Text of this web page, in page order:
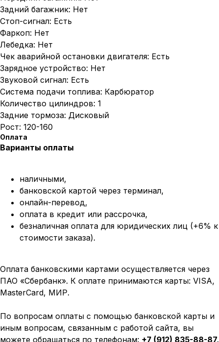
Задний багажник: Нет
Стоп-сигнал: Есть
Фаркоп: Нет
Лебедка: Нет
Чек аварийной остановки двигателя: Есть
Зарядное устройство: Нет
Звуковой сигнал: Есть
Система подачи топлива: Карбюратор
Количество цилиндров: 1
Задние тормоза: Дисковый
Рост: 120-160
Оплата
Варианты оплаты
наличными,
банковской картой через терминал,
онлайн-перевод,
оплата в кредит или рассрочка,
безналичная оплата для юридических лиц (+6% к
стоимости заказа).
Оплата банковскими картами осуществляется через
ПАО «Сбербанк». К оплате принимаются карты: VISA,
MasterCard, МИР.
По вопросам оплаты с помощью банковской карты и
иным вопросам, связанным с работой сайта, вы
можете обращаться по телефонам: +7 (912) 835-88-87,